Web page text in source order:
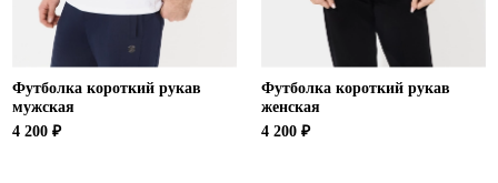
Футболка короткий рукав
мужская
4 200 ₽
Футболка короткий рукав
женская
4 200 ₽